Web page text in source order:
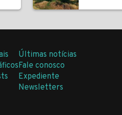
Últimas notícias
Fale conosco
Expediente
Newsletters